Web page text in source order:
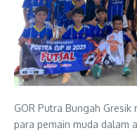
GOR Putra Bungah
para pemain muda dalam